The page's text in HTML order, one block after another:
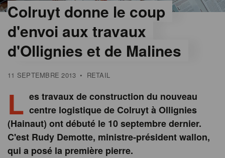
Colruyt donne le coup
d'envoi aux travaux
d'Ollignies et de Malines
11 SEPTEMBRE 2013 • RETAIL
L es travaux de construction du nouveau
centre logistique de Colruyt à Ollignies
(Hainaut) ont débuté le 10 septembre dernier.
C'est Rudy Demotte, ministre-président wallon,
qui a posé la première pierre.